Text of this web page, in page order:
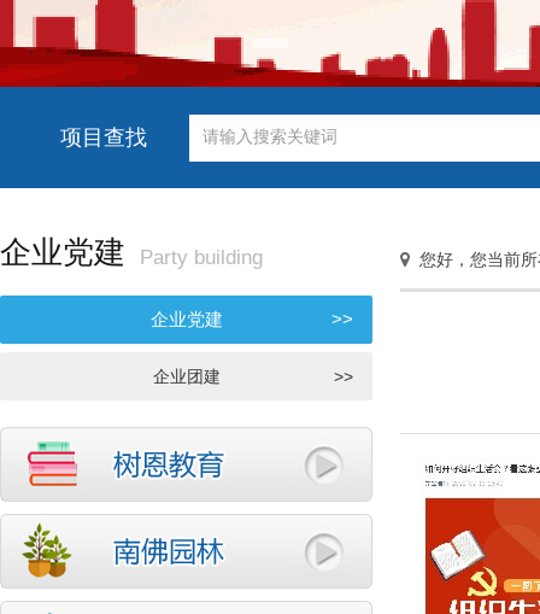
项目查找
企业党建 Party building
企业党建 >>
企业团建 >>
您好，您当前